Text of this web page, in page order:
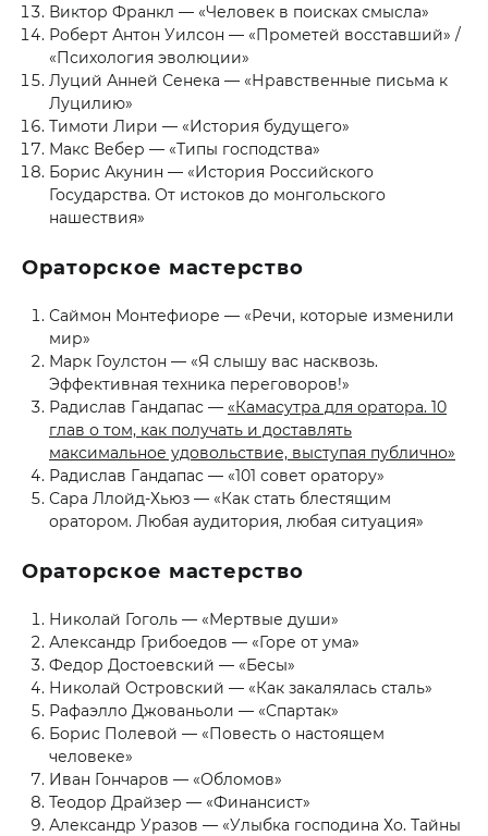
Виктор Франкл — «Человек в поисках смысла»
Роберт Антон Уилсон — «Прометей восставший» /
«Психология эволюции»
Луций Анней Сенека — «Нравственные письма к
Луцилию»
Тимоти Лири — «История будущего»
Макс Вебер — «Типы господства»
Борис Акунин — «История Российского
Государства. От истоков до монгольского
нашествия»
Ораторское мастерство
Саймон Монтефиоре — «Речи, которые изменили
мир»
Марк Гоулстон — «Я слышу вас насквозь.
Эффективная техника переговоров!»
Радислав Гандапас — «Камасутра для оратора. 10
глав о том, как получать и доставлять
максимальное удовольствие, выступая публично»
Радислав Гандапас — «101 совет оратору»
Сара Ллойд-Хьюз — «Как стать блестящим
оратором. Любая аудитория, любая ситуация»
Ораторское мастерство
Николай Гоголь — «Мертвые души»
Александр Грибоедов — «Горе от ума»
Федор Достоевский — «Бесы»
Николай Островский — «Как закалялась сталь»
Рафаэлло Джованьоли — «Спартак»
Борис Полевой — «Повесть о настоящем
человеке»
Иван Гончаров — «Обломов»
Теодор Драйзер — «Финансист»
Александр Уразов — «Улыбка господина Хо. Тайны